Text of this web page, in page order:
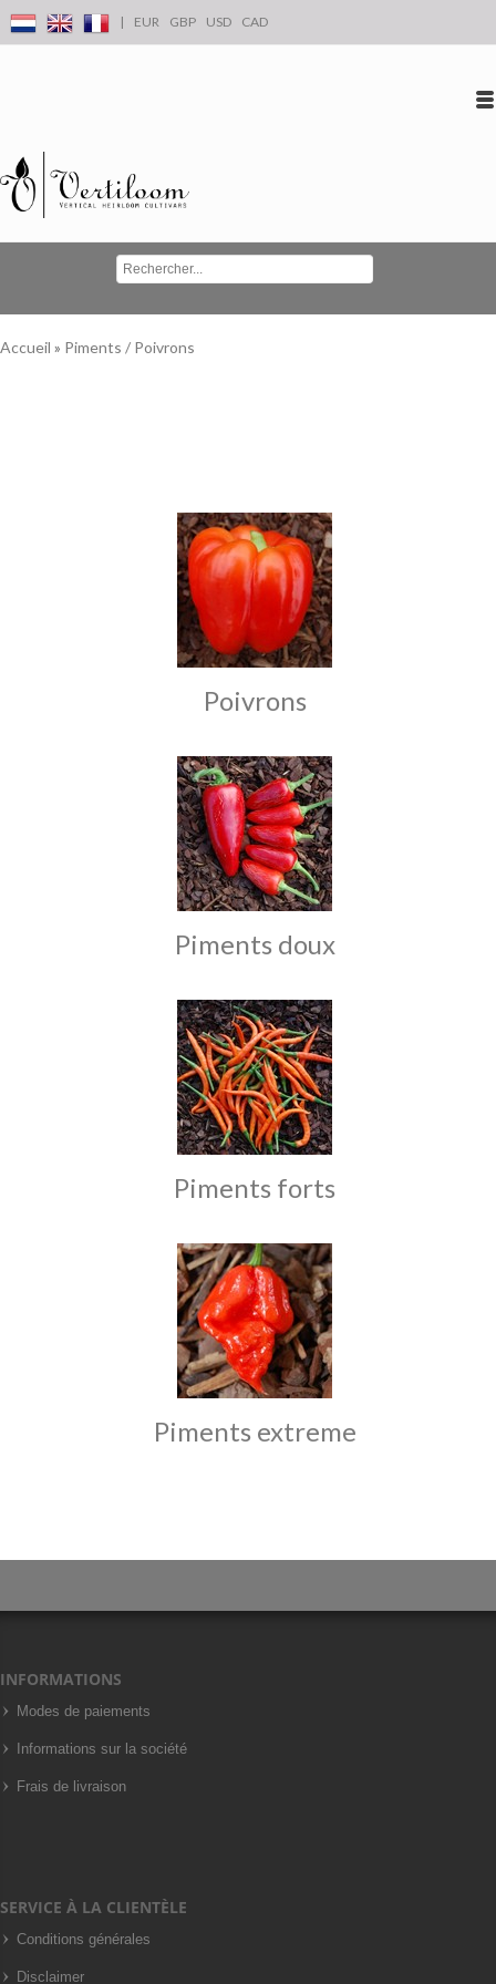
| EUR GBP USD CAD
Accueil » Piments / Poivrons
Poivrons
Piments doux
Piments forts
Piments extreme
INFORMATIONS
Modes de paiements
Informations sur la société
Frais de livraison
SERVICE À LA CLIENTÈLE
Conditions générales
Disclaimer